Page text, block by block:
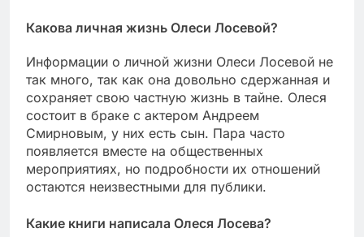
Какова личная жизнь Олеси Лосевой?
Информации о личной жизни Олеси Лосевой не
так много, так как она довольно сдержанная и
сохраняет свою частную жизнь в тайне. Олеся
состоит в браке с актером Андреем
Смирновым, у них есть сын. Пара часто
появляется вместе на общественных
мероприятиях, но подробности их отношений
остаются неизвестными для публики.
Какие книги написала Олеся Лосева?